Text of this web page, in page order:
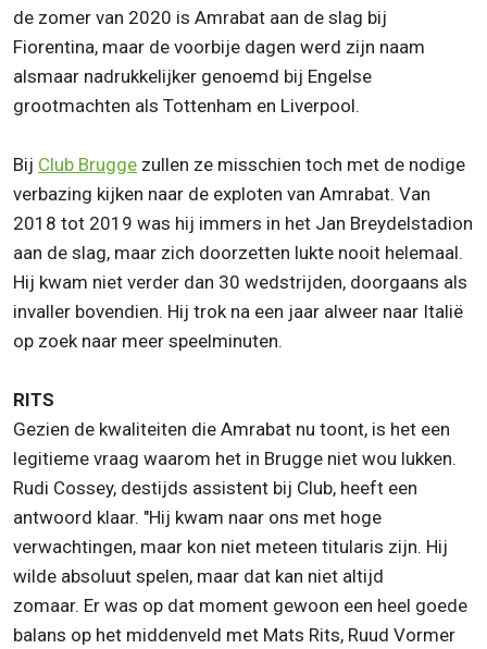
de zomer van 2020 is Amrabat aan de slag bij
Fiorentina, maar de voorbije dagen werd zijn naam
alsmaar nadrukkelijker genoemd bij Engelse
grootmachten als Tottenham en Liverpool.
Bij Club Brugge zullen ze misschien toch met de nodige
verbazing kijken naar de exploten van Amrabat. Van
2018 tot 2019 was hij immers in het Jan Breydelstadion
aan de slag, maar zich doorzetten lukte nooit helemaal.
Hij kwam niet verder dan 30 wedstrijden, doorgaans als
invaller bovendien. Hij trok na een jaar alweer naar Italië
op zoek naar meer speelminuten.
RITS
Gezien de kwaliteiten die Amrabat nu toont, is het een
legitieme vraag waarom het in Brugge niet wou lukken.
Rudi Cossey, destijds assistent bij Club, heeft een
antwoord klaar. "Hij kwam naar ons met hoge
verwachtingen, maar kon niet meteen titularis zijn. Hij
wilde absoluut spelen, maar dat kan niet altijd
zomaar. Er was op dat moment gewoon een heel goede
balans op het middenveld met Mats Rits, Ruud Vormer